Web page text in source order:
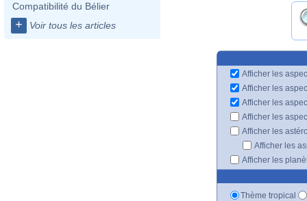
Compatibilité du Bélier
+ Voir tous les articles
Afficher les
Afficher les
Afficher les
Afficher les
Afficher les
Afficher les
Afficher les
Thème tropical